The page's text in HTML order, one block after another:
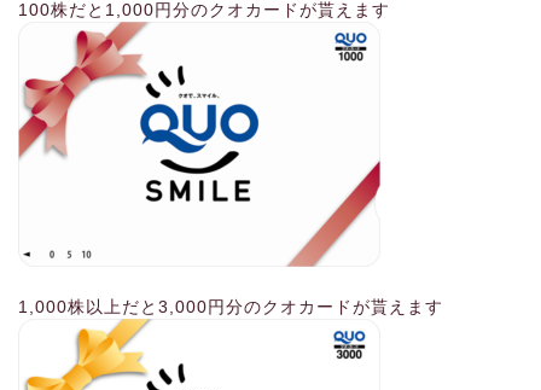
100株だと1,000円分のクオカードが貰えます
1,000株以上だと3,000円分のクオカードが貰えます